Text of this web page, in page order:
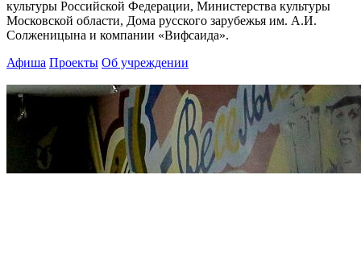
культуры Российской Федерации, Министерства культуры
Московской области, Дома русского зарубежья им. А.И.
Солженицына и компании «Вифсаида».
Афиша Проекты Об учреждении